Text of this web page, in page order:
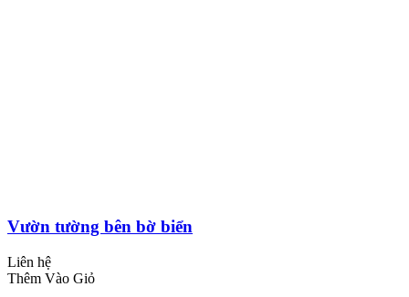
Vườn tường bên bờ biển
Liên hệ
Thêm Vào Giỏ